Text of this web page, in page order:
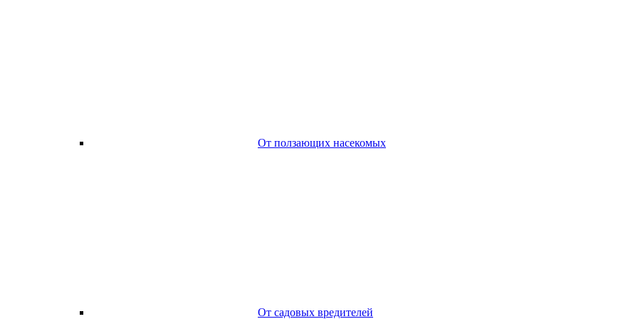
От ползающих насекомых
От садовых вредителей